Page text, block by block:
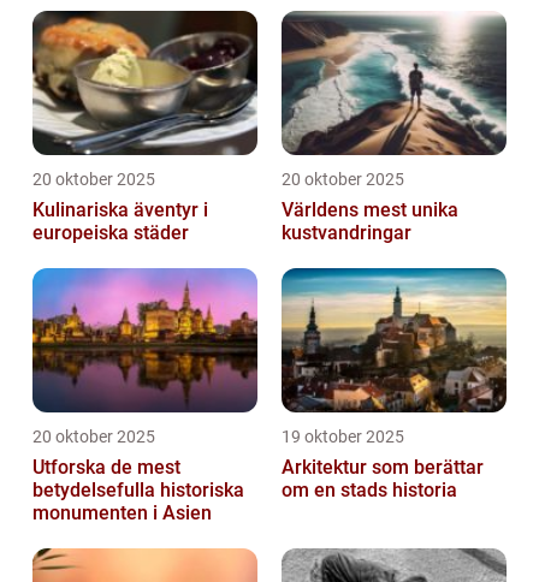
20 oktober 2025
Kulinariska äventyr i
europeiska städer
20 oktober 2025
Världens mest unika
kustvandringar
20 oktober 2025
Utforska de mest
betydelsefulla historiska
monumenten i Asien
19 oktober 2025
Arkitektur som berättar
om en stads historia